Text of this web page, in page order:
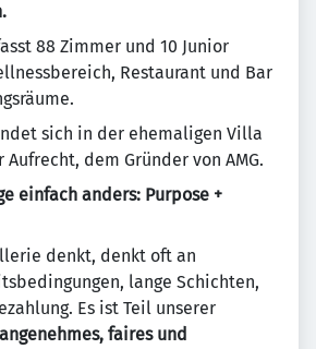
88 Zimmer und 10 Junior
Restaurant und Bar
sich in der ehemaligen Villa
Aufrecht, dem Gründer von AMG.
einfach anders: Purpose +
denkt, denkt oft an
lange Schichten,
Es ist Teil unserer
angenehmes, faires und